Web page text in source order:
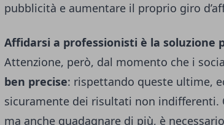
pubblicità e aumentare il proprio giro
Affidarsi a professionisti è la soluzione
Attenzione, però, dal momento che i
ben precise: rispettando queste ultime,
sicuramente dei risultati non indifferenti.
ma anche guadagnare di più, è